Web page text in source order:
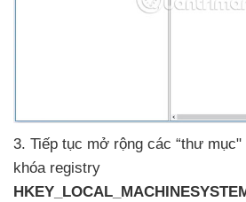
3. Tiếp tục mở rộng các “thư
khóa registry